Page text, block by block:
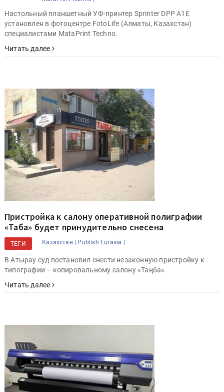
Настольный планшетный УФ-принтер Sprinter DPP A1E
установлен в фотоцентре FotoLife (Алматы, Казахстан)
специалистами MataPrint Techno.
Читать далее
Пристройка к салону оперативной полиграфии
«Таңба» будет принудительно снесена
ТЕГИ Казахстан | Publish Eurasia |
В Атырау суд постановил снести незаконную пристройку к
типографии – копировальному салону «Таңба».
Читать далее